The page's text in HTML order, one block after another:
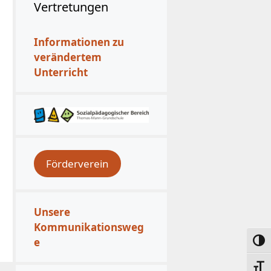
Vertretungen
Informationen zu
verändertem
Unterricht
Förderverein
Unsere
Kommunikationsweg
e